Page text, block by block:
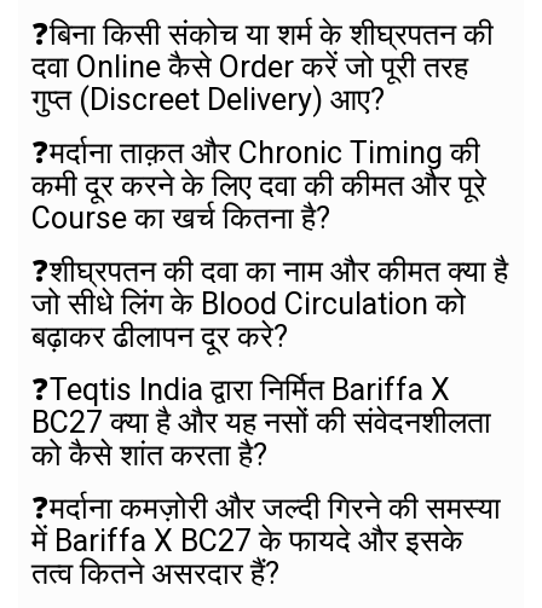
❓बिना किसी संकोच या शर्म के शीघ्रपतन की
दवा Online कैसे Order करें जो पूरी तरह
गुप्त (Discreet Delivery) आए?
❓मर्दाना ताक़त और Chronic Timing की
कमी दूर करने के लिए दवा की कीमत और पूरे
Course का खर्च कितना है?
❓शीघ्रपतन की दवा का नाम और कीमत क्या है
जो सीधे लिंग के Blood Circulation को
बढ़ाकर ढीलापन दूर करे?
❓Teqtis India द्वारा निर्मित Bariffa X
BC27 क्या है और यह नसों की संवेदनशीलता
को कैसे शांत करता है?
❓मर्दाना कमज़ोरी और जल्दी गिरने की समस्या
में Bariffa X BC27 के फायदे और इसके
तत्व कितने असरदार हैं?